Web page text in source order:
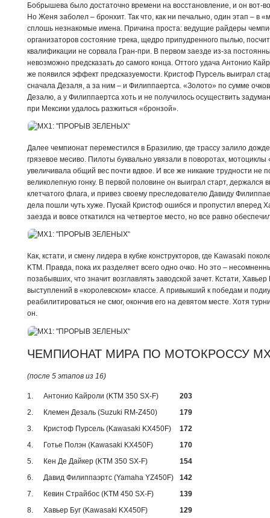
Бобрышева было достаточно времени на восстановление, и он вот-
Но Женя заболел – бронхит. Так что, как ни печально, один этап – в
сплошь незнакомые имена. Причина проста: ведущие райдеры
организаторов состояние трека, щедро припудренного пылью,
квалификации не сорвала Гран-при. В первом заезде из-за
невозможно предсказать до самого конца. Оттого удача Антонио
же появился эффект предсказуемости. Кристоф Пурсель выиграл
сначала Дезаля, а за ним – и Филиппаертса. «Золото» по сумме
Дезалю, а у Филиппаертса хоть и не получилось осуществить
при Мексики удалось разжиться «бронзой».
Далее чемпионат переместился в Бразилию, где трассу залило
грязевое месиво. Пилоты буквально увязали в поворотах,
увеличивала общий вес почти вдвое. И все же никакие трудности
великолепную гонку. В первой половине он выиграл старт, держался
клетчатого флага, и привез своему преследователю Давиду
дела пошли чуть хуже. Пускай Кристоф ошибся и пропустил вперед
заезда и вовсе откатился на четвертое место, но все равно
Как, кстати, и смену лидера в кубке конструкторов, где Kawasaki
KTM. Правда, пока их разделяет всего одно очко. Но это –
позабывших, что значит возглавлять заводской зачет. Кстати,
выступлений в «королевском» классе. А привыкший к победам и
реабилитироваться не смог, окончив его на девятом месте. Хотя
он.
ЧЕМПИОНАТ МИРА ПО МОТОКРОССУ
(после 5 этапов из 16)
1. Антонио Кайроли (KTM 350 SX-F)
203
2.
Клемен Дезаль (Suzuki RM-Z450)
179
3.
Кристоф Пурсель (Kawasaki KX450F)
172
4.
Готье Полэн (Kawasaki KX450F)
170
5.
Кен Де Дайкер (KTM 350 SX-F)
154
6.
Давид Филиппаэртс (Yamaha YZ450F)
142
7.
Кевин Страйбос (KTM 450 SX-F)
139
8.
Хавьер Буг (Kawasaki KX450F)
129